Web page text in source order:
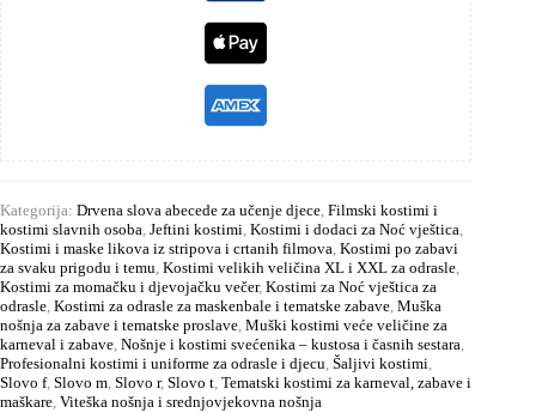
Kategorija: Drvena slova abecede za učenje djece, Filmski kostimi i
kostimi slavnih osoba, Jeftini kostimi, Kostimi i dodaci za Noć vještica,
Kostimi i maske likova iz stripova i crtanih filmova, Kostimi po zabavi
za svaku prigodu i temu, Kostimi velikih veličina XL i XXL za odrasle,
Kostimi za momačku i djevojačku večer, Kostimi za Noć vještica za
odrasle, Kostimi za odrasle za maskenbale i tematske zabave, Muška
nošnja za zabave i tematske proslave, Muški kostimi veće veličine za
karneval i zabave, Nošnje i kostimi svećenika – kustosa i časnih sestara,
Profesionalni kostimi i uniforme za odrasle i djecu, Šaljivi kostimi,
Slovo f, Slovo m, Slovo r, Slovo t, Tematski kostimi za karneval, zabave i
maškare, Viteška nošnja i srednjovjekovna nošnja